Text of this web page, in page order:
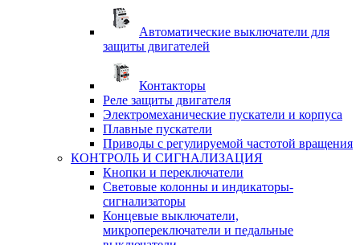
Автоматические выключатели для
защиты двигателей
Контакторы
Реле защиты двигателя
Электромеханические пускатели и корпуса
Плавные пускатели
Приводы с регулируемой частотой вращения
КОНТРОЛЬ И СИГНАЛИЗАЦИЯ
Кнопки и переключатели
Световые колонны и индикаторы-
сигнализаторы
Концевые выключатели,
микропереключатели и педальные